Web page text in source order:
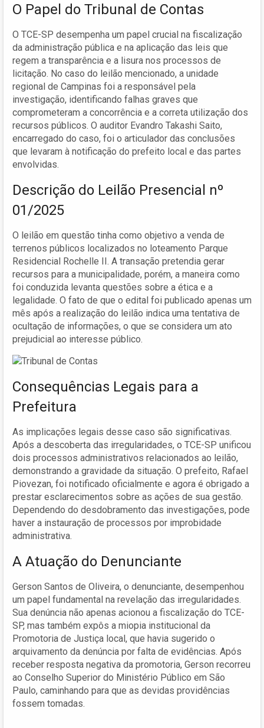
O Papel do Tribunal de Contas
O TCE-SP desempenha um papel crucial na fiscalização
da administração pública e na aplicação das leis que
regem a transparência e a lisura nos processos de
licitação. No caso do leilão mencionado, a unidade
regional de Campinas foi a responsável pela
investigação, identificando falhas graves que
comprometeram a concorrência e a correta utilização dos
recursos públicos. O auditor Evandro Takashi Saito,
encarregado do caso, foi o articulador das conclusões
que levaram à notificação do prefeito local e das partes
envolvidas.
Descrição do Leilão Presencial nº
01/2025
O leilão em questão tinha como objetivo a venda de
terrenos públicos localizados no loteamento Parque
Residencial Rochelle II. A transação pretendia gerar
recursos para a municipalidade, porém, a maneira como
foi conduzida levanta questões sobre a ética e a
legalidade. O fato de que o edital foi publicado apenas um
mês após a realização do leilão indica uma tentativa de
ocultação de informações, o que se considera um ato
prejudicial ao interesse público.
Consequências Legais para a
Prefeitura
As implicações legais desse caso são significativas.
Após a descoberta das irregularidades, o TCE-SP unificou
dois processos administrativos relacionados ao leilão,
demonstrando a gravidade da situação. O prefeito, Rafael
Piovezan, foi notificado oficialmente e agora é obrigado a
prestar esclarecimentos sobre as ações de sua gestão.
Dependendo do desdobramento das investigações, pode
haver a instauração de processos por improbidade
administrativa.
A Atuação do Denunciante
Gerson Santos de Oliveira, o denunciante, desempenhou
um papel fundamental na revelação das irregularidades.
Sua denúncia não apenas acionou a fiscalização do TCE-
SP, mas também expôs a miopia institucional da
Promotoria de Justiça local, que havia sugerido o
arquivamento da denúncia por falta de evidências. Após
receber resposta negativa da promotoria, Gerson recorreu
ao Conselho Superior do Ministério Público em São
Paulo, caminhando para que as devidas providências
fossem tomadas.